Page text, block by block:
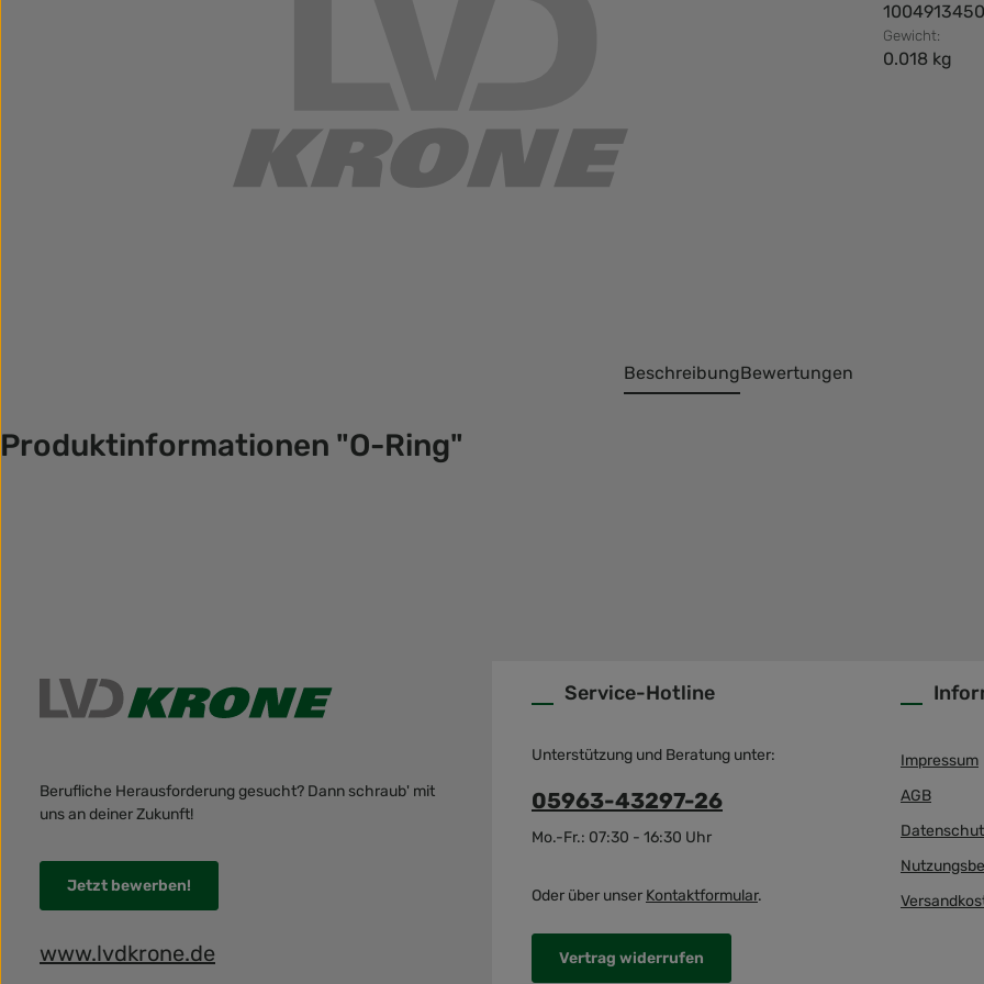
Gewicht:
0.018 kg
BeschreibungBewertungen
Produktinformationen "O-Ring"
Berufliche Herausforderung gesucht? Dann schraub' mit
uns an deiner Zukunft!
Jetzt bewerben!
www.lvdkrone.de
Service-Hotline
Unterstützung und Beratung unter:
05963-43297-26
Mo.-Fr.: 07:30 - 16:30 Uhr
Oder über unser Kontaktformular.
Vertrag widerrufen
Impressum
AGB